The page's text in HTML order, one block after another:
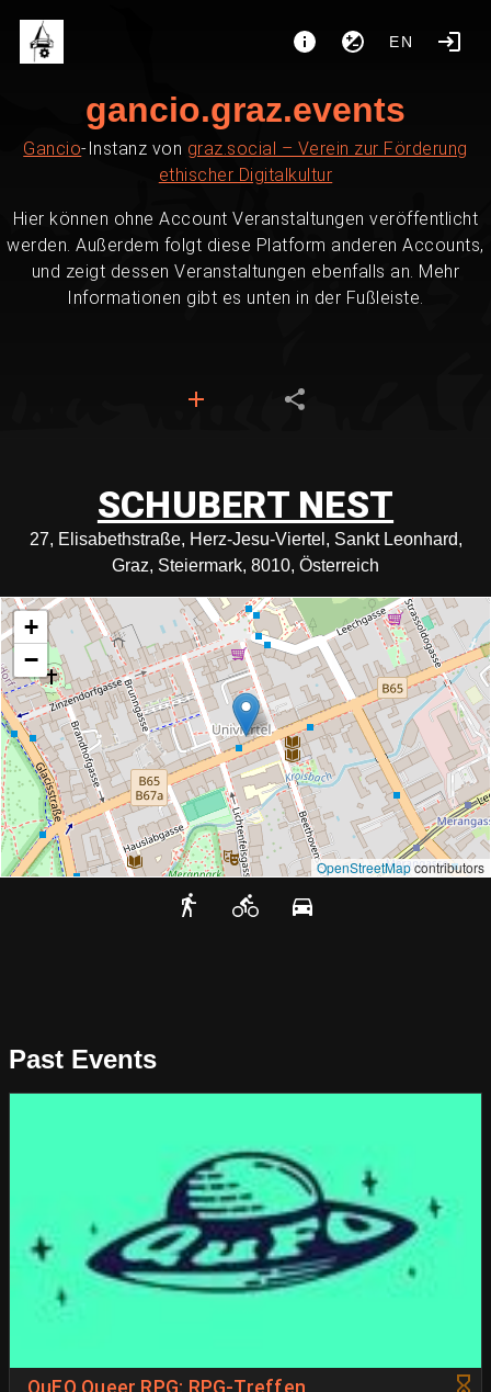
EN
gancio.graz.events
Gancio-Instanz von graz.social – Verein zur Förderung
ethischer Digitalkultur
Hier können ohne Account Veranstaltungen veröffentlicht
werden. Außerdem folgt diese Platform anderen Accounts,
und zeigt dessen Veranstaltungen ebenfalls an. Mehr
Informationen gibt es unten in der Fußleiste.
SCHUBERT NEST
27, Elisabethstraße, Herz-Jesu-Viertel, Sankt Leonhard,
Graz, Steiermark, 8010, Österreich
+
−
OpenStreetMapcontributors
Past Events
QuFO Queer RPG: RPG-Treffen